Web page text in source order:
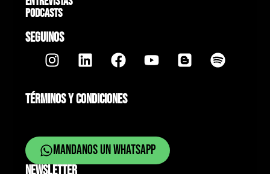
Podcasts
SEGUINOS
TÉRMINOS Y CONDICIONES
Mandanos un whatsapp